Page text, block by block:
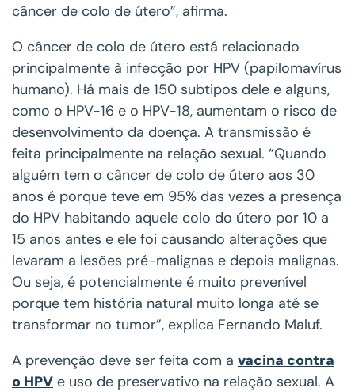
câncer de colo de útero”, afirma.
O câncer de colo de útero está relacionado
principalmente à infecção por HPV (papilomavírus
humano). Há mais de 150 subtipos dele e alguns,
como o HPV-16 e o HPV-18, aumentam o risco de
desenvolvimento da doença. A transmissão é
feita principalmente na relação sexual. “Quando
alguém tem o câncer de colo de útero aos 30
anos é porque teve em 95% das vezes a presença
do HPV habitando aquele colo do útero por 10 a
15 anos antes e ele foi causando alterações que
levaram a lesões pré-malignas e depois malignas.
Ou seja, é potencialmente é muito prevenível
porque tem história natural muito longa até se
transformar no tumor”, explica Fernando Maluf.
A prevenção deve ser feita com a vacina contra
o HPV e uso de preservativo na relação sexual. A